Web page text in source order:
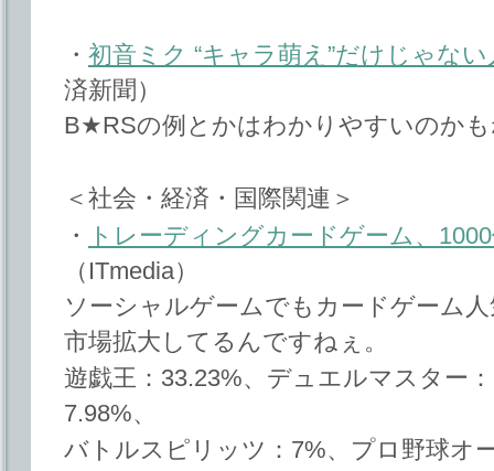
・ 初音ミク “キャラ萌え”だけじゃな
済新聞）
B★RSの例とかはわかりやすいのか
＜社会・経済・国際関連＞
・
トレーディングカードゲーム、
（ITmedia）
ソーシャルゲームでもカードゲーム
市場拡大してるんですねぇ。
遊戯王：33.23%、デュエルマスター
7.98%、
バトルスピリッツ：7%、プロ野球オ